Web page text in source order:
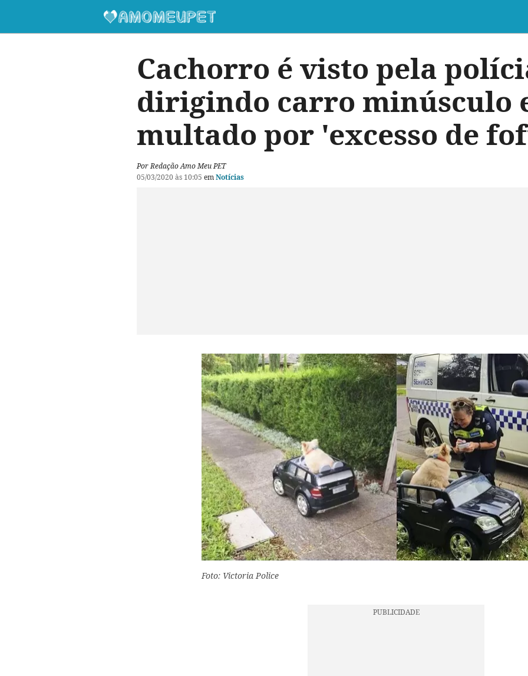
Cachorro é visto pela
dirigindo carro minúsculo
multado por 'excesso de
Por Redação Amo Meu PET
05/03/2020 às 10:05 emNotícias
Foto: Victoria Police